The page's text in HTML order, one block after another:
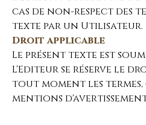
cas de non-respect des
texte par un Utilisateur.
Droit applicable
Le présent texte est
L'Editeur se réserve le
tout moment les
mentions